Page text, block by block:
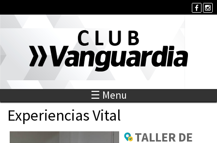
☰ Menu
Experiencias Vital
TALLER DE